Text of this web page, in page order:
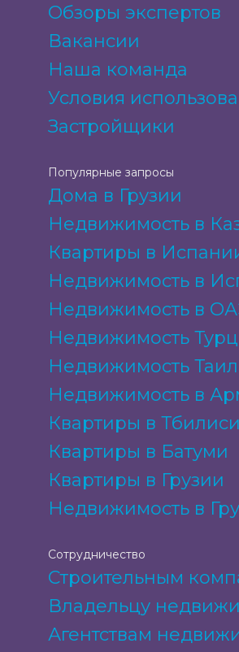
Обзоры экспертов
Вакансии
Наша команда
Условия
Застройщики
Популярные запросы
Дома в Грузии
Недвижимость в
Квартиры в
Недвижимость в
Недвижимость в
Недвижимость
Недвижимость
Недвижимость в
Квартиры в Тбилиси
Квартиры в Батуми
Квартиры в Грузии
Недвижимость в
Сотрудничество
Строительным
Владельцу
Агентствам